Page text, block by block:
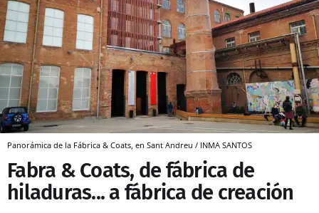
Panorámica de la Fábrica & Coats, en Sant Andreu / INMA SANTOS
Fabra & Coats, de fábrica de
hiladuras... a fábrica de creación